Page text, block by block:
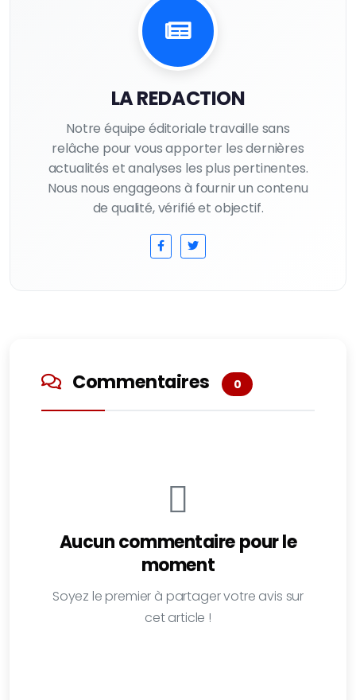
LA REDACTION
Notre équipe éditoriale travaille sans
relâche pour vous apporter les dernières
actualités et analyses les plus pertinentes.
Nous nous engageons à fournir un contenu
de qualité, vérifié et objectif.
Commentaires 0
Aucun commentaire pour le
moment
Soyez le premier à partager votre avis sur
cet article !